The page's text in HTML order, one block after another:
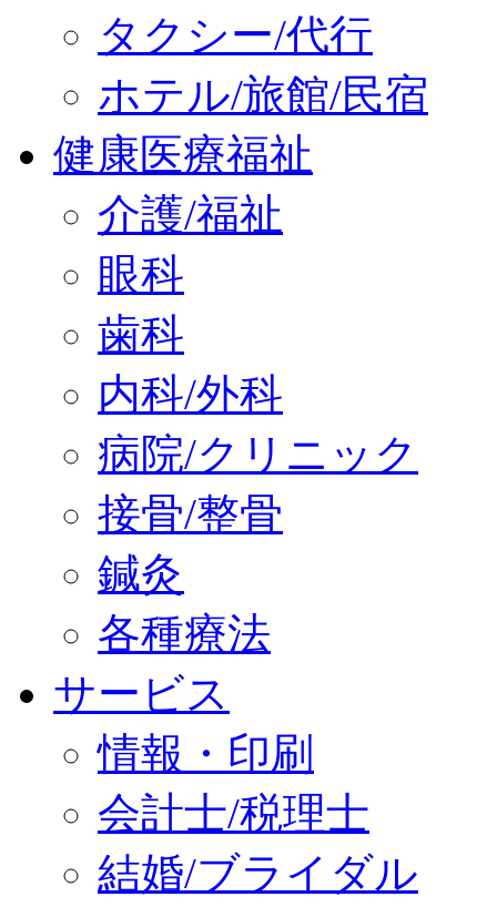
タクシー/代行
ホテル/旅館/民宿
健康医療福祉
介護/福祉
眼科
歯科
内科/外科
病院/クリニック
接骨/整骨
鍼灸
各種療法
サービス
情報・印刷
会計士/税理士
結婚/ブライダル